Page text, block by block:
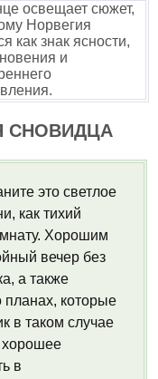
освещает сюжет,
Норвегия
как знак ясности,
и
СНОВИДЦА
это светлое
как тихий
Хорошим
вечер без
а также
планах, которые
в таком случае
хорошее
в